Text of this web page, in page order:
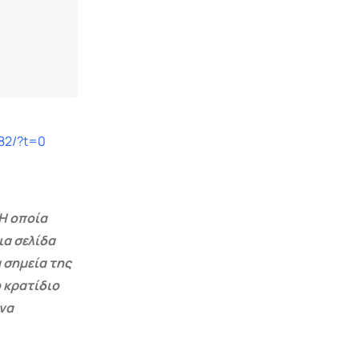
?t=0
οποία
σελίδα
της